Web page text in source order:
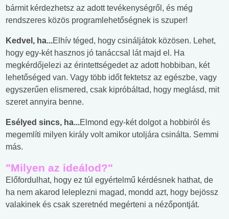
bármit kérdezhetsz az adott tevékenységről, és még
rendszeres közös programlehetőségnek is szuper!
Kedvel, ha...Elhív téged, hogy csináljátok közösen. Lehet,
hogy egy-két hasznos jó tanáccsal lát majd el. Ha
megkérdőjelezi az érintettségedet az adott hobbiban, két
lehetőséged van. Vagy több időt fektetsz az egészbe, vagy
egyszerűen elismered, csak kipróbáltad, hogy meglásd, mit
szeret annyira benne.
Esélyed sincs, ha...Elmond egy-két dolgot a hobbiról és
megemlíti milyen király volt amikor utoljára csinálta. Semmi
más.
"Milyen az ideálod?"
Előfordulhat, hogy ez túl egyértelmű kérdésnek hathat, de
ha nem akarod leleplezni magad, mondd azt, hogy bejössz
valakinek és csak szeretnéd megérteni a nézőpontját.